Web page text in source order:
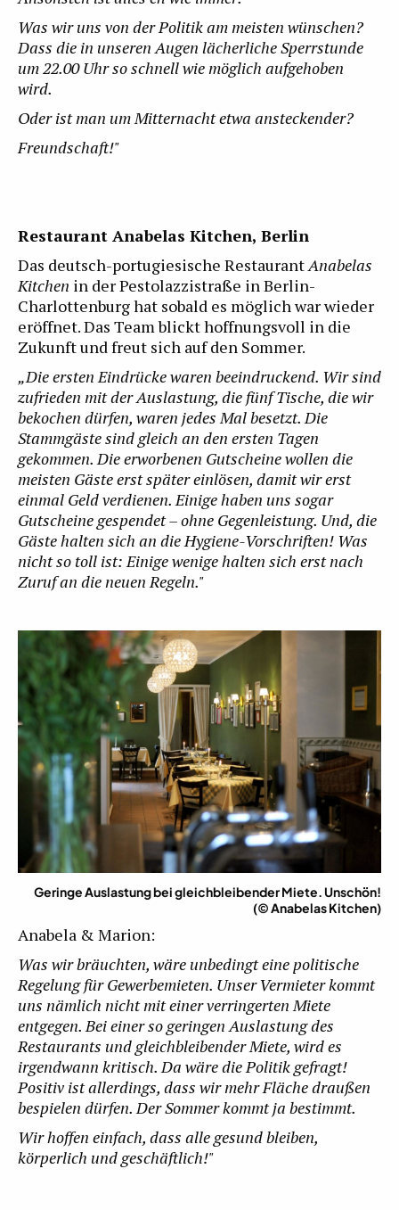
Was wir uns von der Politik am meisten wünschen?
Dass die in unseren Augen lächerliche Sperrstunde
um 22.00 Uhr so schnell wie möglich aufgehoben
wird.
Oder ist man um Mitternacht etwa ansteckender?
Freundschaft!"
Restaurant Anabelas Kitchen, Berlin
Das deutsch-portugiesische RestaurantAnabelas
Kitchen in der Pestolazzistraße in Berlin-
Charlottenburg hat sobald es möglich war wieder
eröffnet. Das Team blickt hoffnungsvoll in die
Zukunft und freut sich auf den Sommer.
„Die ersten Eindrücke waren beeindruckend. Wir sind
zufrieden mit der Auslastung, die fünf Tische, die wir
bekochen dürfen, waren jedes Mal besetzt. Die
Stammgäste sind gleich an den ersten Tagen
gekommen. Die erworbenen Gutscheine wollen die
meisten Gäste erst später einlösen, damit wir erst
einmal Geld verdienen. Einige haben uns sogar
Gutscheine gespendet – ohne Gegenleistung. Und, die
Gäste halten sich an die Hygiene-Vorschriften! Was
nicht so toll ist: Einige wenige halten sich erst nach
Zuruf an die neuen Regeln."
Geringe Auslastung bei gleichbleibender Miete. Unschön!
(© Anabelas Kitchen)
Anabela & Marion:
Was wir bräuchten, wäre unbedingt eine politische
Regelung für Gewerbemieten. Unser Vermieter kommt
uns nämlich nicht mit einer verringerten Miete
entgegen. Bei einer so geringen Auslastung des
Restaurants und gleichbleibender Miete, wird es
irgendwann kritisch. Da wäre die Politik gefragt!
Positiv ist allerdings, dass wir mehr Fläche draußen
bespielen dürfen. Der Sommer kommt ja bestimmt.
Wir hoffen einfach, dass alle gesund bleiben,
körperlich und geschäftlich!"